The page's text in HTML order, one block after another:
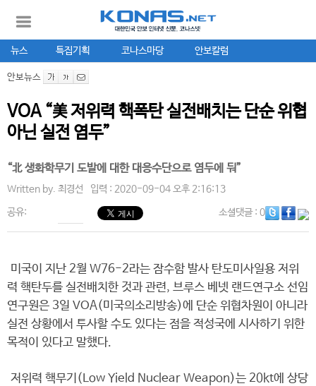
뉴스 특집기획 코나스마당 안보칼럼
안보뉴스
VOA “美 저위력 핵폭탄 실전배치는 단순 위협
아닌 실전 염두”
“北 생화학무기 도발에 대한 대응수단으로 염두에 둬”
Written by. 최경선 입력 : 2020-09-04 오후 2:16:13
공유: 소셜댓글: 0
미국이 지난 2월 W76-2라는 잠수함 발사 탄도미사일용 저위
력 핵탄두를 실전배치한 것과 관련, 브루스 베넷 랜드연구소 선임
연구원은 3일 VOA(미국의소리방송)에 단순 위협차원이 아니라
실전 상황에서 투사할 수도 있다는 점을 적성국에 시사하기 위한
목적이 있다고 말했다.
저위력 핵무기(Low Yield Nuclear Weapon)는 20kt에 상당